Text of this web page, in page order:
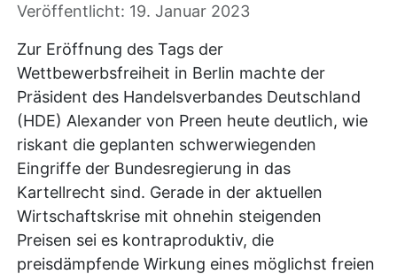
Veröffentlicht: 19. Januar 2023
Zur Eröffnung des Tags der
Wettbewerbsfreiheit in Berlin machte der
Präsident des Handelsverbandes Deutschland
(HDE) Alexander von Preen heute deutlich, wie
riskant die geplanten schwerwiegenden
Eingriffe der Bundesregierung in das
Kartellrecht sind. Gerade in der aktuellen
Wirtschaftskrise mit ohnehin steigenden
Preisen sei es kontraproduktiv, die
preisdämpfende Wirkung eines möglichst freien